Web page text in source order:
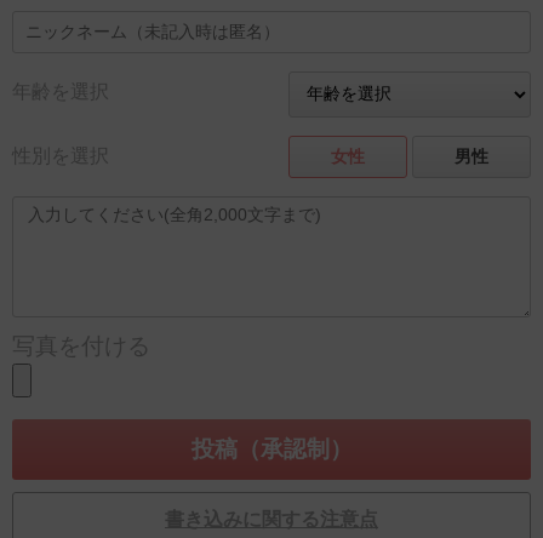
年齢を選択
性別を選択 女性 男性
写真を付ける
書き込みに関する注意点